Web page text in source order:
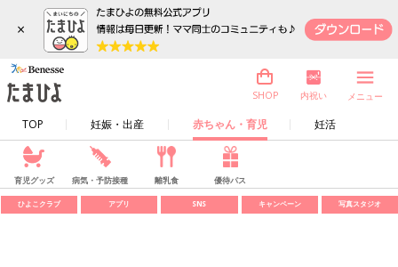
×
TOP 妊娠・出産 赤ちゃん・育児 妊活
SHOP 内祝い メニュー
育児グッズ 病気・予防接種 離乳食 優待パス
ひよこクラブ アプリ SNS キャンペーン 写真スタジオ